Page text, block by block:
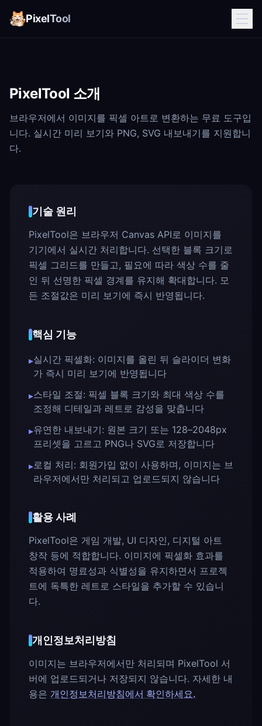
PixelTool
PixelTool 소개
브라우저에서 이미지를 픽셀 아트로 변환하는 무료 도구입
니다. 실시간 미리 보기와 PNG, SVG 내보내기를 지원합니
다.
기술 원리
PixelTool은 브라우저 Canvas API로 이미지를
기기에서 실시간 처리합니다. 선택한 블록 크기로
픽셀 그리드를 만들고, 필요에 따라 색상 수를 줄
인 뒤 선명한 픽셀 경계를 유지해 확대합니다. 모
든 조절값은 미리 보기에 즉시 반영됩니다.
핵심 기능
▸실시간 픽셀화: 이미지를 올린 뒤 슬라이더 변화
가 즉시 미리 보기에 반영됩니다
▸스타일 조절: 픽셀 블록 크기와 최대 색상 수를
조정해 디테일과 레트로 감성을 맞춥니다
▸유연한 내보내기: 원본 크기 또는 128–2048px
프리셋을 고르고 PNG나 SVG로 저장합니다
▸로컬 처리: 회원가입 없이 사용하며, 이미지는 브
라우저에서만 처리되고 업로드되지 않습니다
활용 사례
PixelTool은 게임 개발, UI 디자인, 디지털 아트
창작 등에 적합합니다. 이미지에 픽셀화 효과를
적용하여 명료성과 식별성을 유지하면서 프로젝
트에 독특한 레트로 스타일을 추가할 수 있습니
다.
개인정보처리방침
이미지는 브라우저에서만 처리되며 PixelTool 서
버에 업로드되거나 저장되지 않습니다. 자세한 내
용은 개인정보처리방침에서 확인하세요.